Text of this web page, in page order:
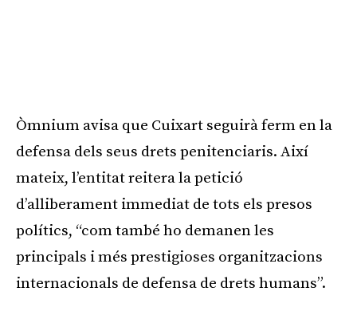
Òmnium avisa que Cuixart seguirà ferm en la
defensa dels seus drets penitenciaris. Així
mateix, l’entitat reitera la petició
d’alliberament immediat de tots els presos
polítics, “com també ho demanen les
principals i més prestigioses organitzacions
internacionals de defensa de drets humans”.